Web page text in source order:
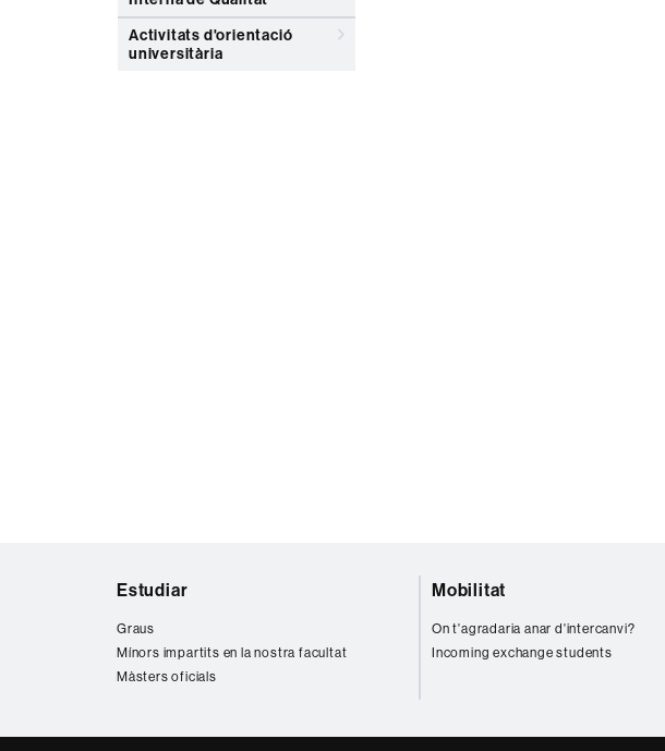
Activitats d'orientació
universitària
Estudiar
Graus
Mínors impartits en la nostra facultat
Màsters oficials
Mobilitat
On t'agradaria anar d'intercanvi?
Incoming exchange students